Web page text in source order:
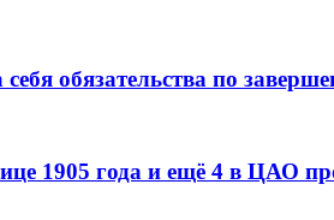
обязательства по
1905 года и ещё 4 в ЦАО